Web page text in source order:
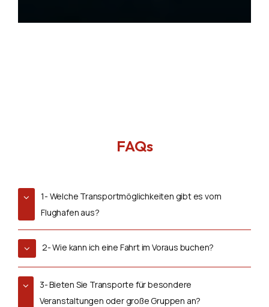
FAQs
1- Welche Transportmöglichkeiten gibt es vom
Flughafen aus?
2- Wie kann ich eine Fahrt im Voraus buchen?
3- Bieten Sie Transporte für besondere
Veranstaltungen oder große Gruppen an?